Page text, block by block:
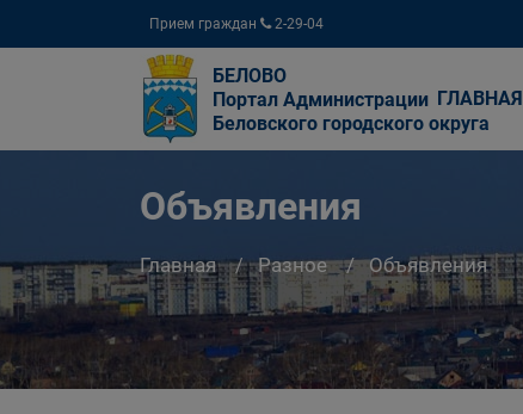
Прием граждан 2-29-04
БЕЛОВО
Портал Администрации
Беловского городского округа
ГЛАВНАЯ
Объявления
Главная Разное Объявления